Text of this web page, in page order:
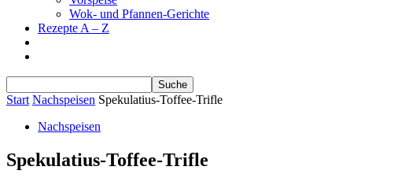
Wok- und Pfannen-Gerichte
Rezepte A – Z
Start Nachspeisen Spekulatius-Toffee-Trifle
Nachspeisen
Spekulatius-Toffee-Trifle